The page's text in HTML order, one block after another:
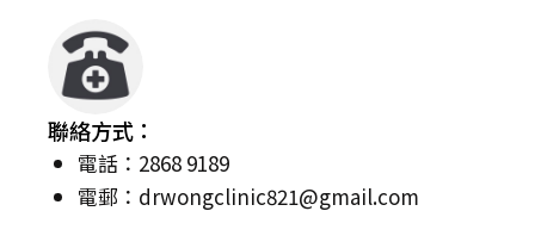
聯絡方式：
電話：2868 9189
電郵： drwongclinic821@gmail.com